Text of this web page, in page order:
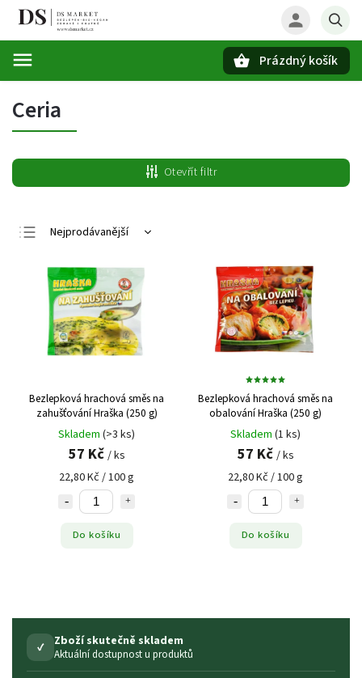
Prázdný košík
Ceria
Otevřít filtr
Nejprodávanější
Nejdražší
Abecedně
Bezlepková hrachová směs na
zahušťování Hraška (250 g)
Skladem (>3 ks)
57 Kč / ks
22,80 Kč / 100 g
Do košíku
Bezlepková hrachová směs na
obalování Hraška (250 g)
Skladem (1 ks)
57 Kč / ks
22,80 Kč / 100 g
Do košíku
✓ Zboží skutečně skladem
Aktuální dostupnost u produktů